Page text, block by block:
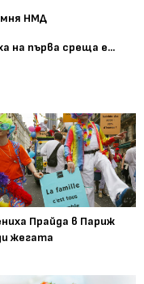
НМД
на първа среща е...
Прайда в Париж
жегата